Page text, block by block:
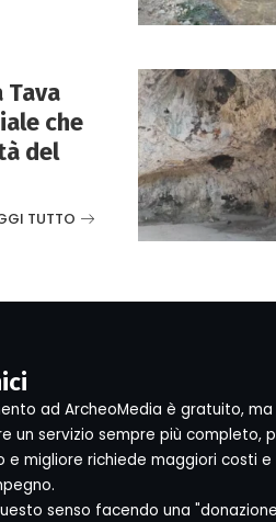
Tava
che
del
TUTTO
ad ArcheoMedia è gratuito,
un servizio sempre più completo,
e migliore richiede maggiori costi e
senso facendo una